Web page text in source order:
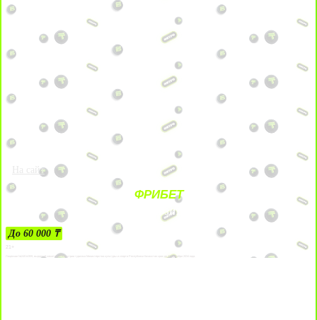
На сайт
ФРИБЕТ
ЗА ДЕПОЗИТЫ
До 60 000 ₸
21+
Лицензии №24514359, выданной комитетом индустрии туризма Министерства культуры и спорта Республики Казахстан срок до 27 сентября 2034 года.